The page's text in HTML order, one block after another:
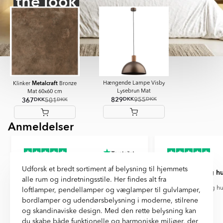
Klinker MetalcraftBronze
Mat 60x60 cm
367DKK501DKK
Hængende Lampe Visby
Lysebrun Mat
829DKK955DKK
ItemAnmeldelser
Skønne fliser og super hurtig
levering
Skønne fliser og super hurtig levering. 2
dage, så fik vi fliserne selvom vi fik oplyst
Præcis og
Præcis og
Udforsk et bredt sortiment af belysning til hjemmets
alle rum og indretningsstile. Her findes alt fra
loftlamper, pendellamper og væglamper til gulvlamper,
bordlamper og udendørsbelysning i moderne, stilrene
og skandinaviske design. Med den rette belysning kan
du skabe både funktionelle og harmoniske miljøer, der